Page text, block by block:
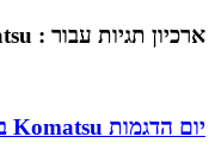
ארכיון תגיות עבור :
יום הדגמות Komatsu בירושלים